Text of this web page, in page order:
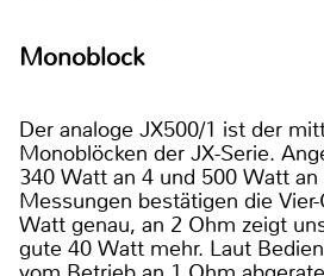
Monoblock
Der analoge JX500/1 ist der
Monoblöcken der JX-Serie.
340 Watt an 4 und 500 Watt
Messungen bestätigen die
Watt genau, an 2 Ohm zeigt
gute 40 Watt mehr. Laut